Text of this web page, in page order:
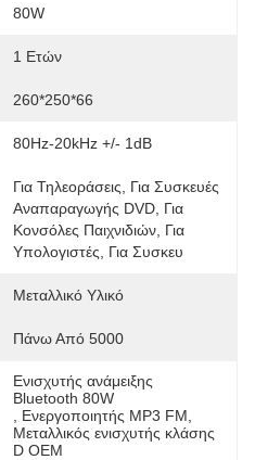
80W
1 Ετών
260*250*66
80Hz-20kHz +/- 1dB
Για Τηλεοράσεις, Για Συσκευές
Αναπαραγωγής DVD, Για
Κονσόλες Παιχνιδιών, Για
Υπολογιστές, Για Συσκευ
Μεταλλικό Υλικό
Πάνω Από 5000
Ενισχυτής ανάμειξης
Bluetooth 80W
Ενεργοποιητής MP3 FM
Μεταλλικός ενισχυτής κλάσης
D OEM